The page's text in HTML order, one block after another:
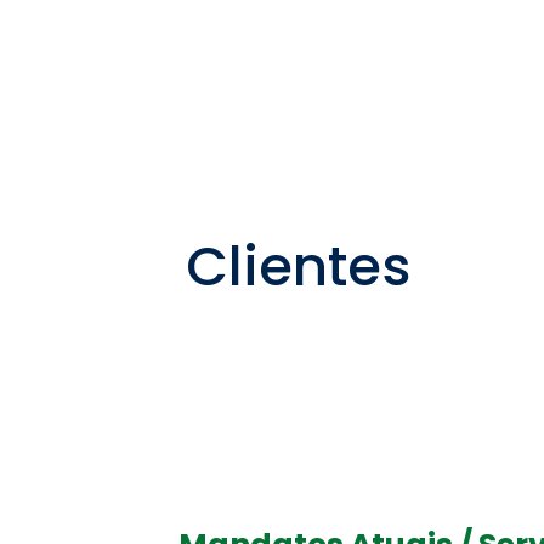
Clientes